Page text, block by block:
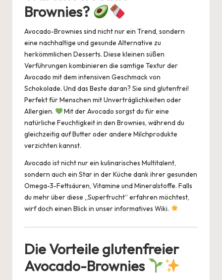
t
b
o
o
k
A
p
p
n
s
y
Li
n
k
Brownies?
Avocado-Brownies sind nicht nur ein Trend, sondern
eine nachhaltige und gesunde Alternative zu
herkömmlichen Desserts. Diese kleinen süßen
Verführungen kombinieren die samtige Textur der
Avocado mit dem intensiven Geschmack von
Schokolade. Und das Beste daran? Sie sind glutenfrei!
Perfekt für Menschen mit Unverträglichkeiten oder
Allergien.
Mit der Avocado sorgst du für eine
natürliche Feuchtigkeit in den Brownies, während du
gleichzeitig auf Butter oder andere Milchprodukte
verzichten kannst.
Avocado ist nicht nur ein kulinarisches Multitalent,
sondern auch ein Star in der Küche dank ihrer gesunden
Omega-3-Fettsäuren, Vitamine und Mineralstoffe. Falls
du mehr über diese „Superfrucht“ erfahren möchtest,
wirf doch einen Blick in unser informatives Wiki.
Die Vorteile glutenfreier
Avocado-Brownies